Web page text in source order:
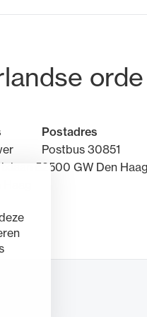
en
5
Postadres
Postbus 30851
2500 GW Den Haag